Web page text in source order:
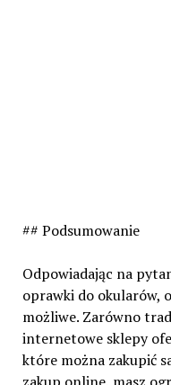
## Podsumowanie
Odpowiadając na
oprawki do okularów,
możliwe. Zarówno
internetowe sklepy
które można zakupić